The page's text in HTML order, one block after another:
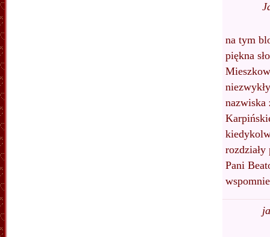
na tym
piękna
nazwiska
Pani